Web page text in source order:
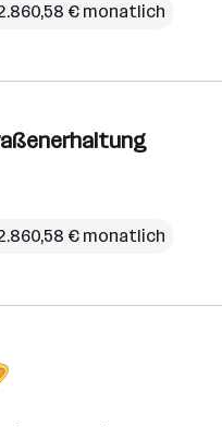
€ monatlich
€ monatlich